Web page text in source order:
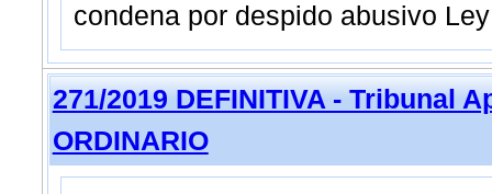
condena por despido abusivo
271/2019 DEFINITIVA - Tribunal
ORDINARIO